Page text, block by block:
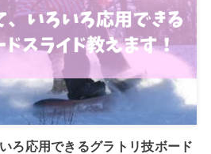
ろ応用できるグラトリ技ボード